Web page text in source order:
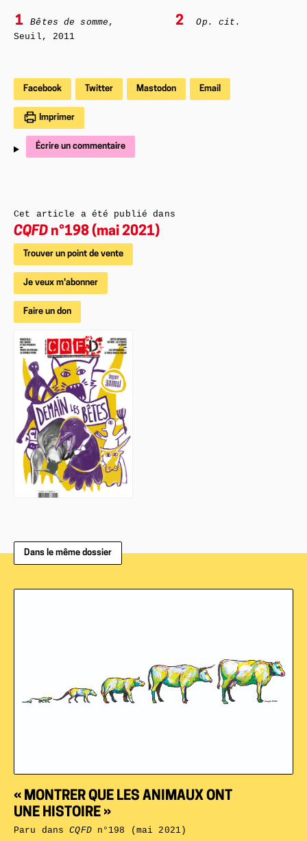
1 Bêtes de somme ,
Seuil, 2011
2 Op. cit.
Facebook Twitter Mastodon Email
Imprimer
Écrire un commentaire
Cet article a été publié dans
CQFD n°198 (mai 2021)
Trouver un point de vente
Je veux m'abonner
Faire un don
Dans le même dossier
« MONTRER QUE LES ANIMAUX ONT
UNE HISTOIRE »
Paru dansCQFDn°198 (mai 2021)